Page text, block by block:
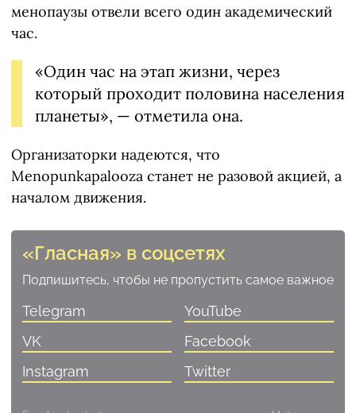
менопаузы отвели всего один академический
час.
«Один час на этап жизни, через
который проходит половина населения
планеты», — отметила она.
Организаторки надеются, что
Menopunkapalooza станет не разовой акцией, а
началом движения.
«Гласная» в соцсетях
Подпишитесь, чтобы не пропустить самое важное
Telegram
YouTube
VK
Facebook
Instagram
Twitter